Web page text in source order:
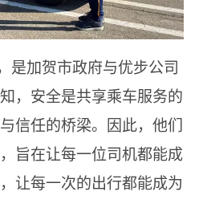
是加贺市政府与优步公司
，安全是共享乘车服务的
信任的桥梁。因此，他们
旨在让每一位司机都能成
让每一次的出行都能成为